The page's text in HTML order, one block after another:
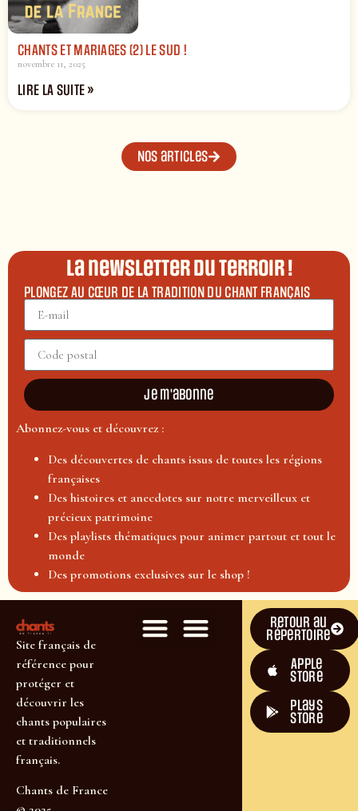
CHANTS ET MARIAGES (2) LE SUD !
novembre 11, 2025
LIRE LA SUITE »
Nos articles
La newsletter du terroir !
PLONGEZ AU CŒUR DE LA TRADITION DU CHANT FRANÇAIS
Je m'abonne
Abonnez-vous et découvrez :
Des découvertes de chants issus de toutes les régions
françaises
Des histoires et anecdotes sur notre merveilleux et
précieux patrimoine
Des playlists thématiques pour animer partout et tout le
monde
Des promotions exclusives sur le shop !
Site français de
référence pour
protéger et
découvrir les
chants populaires
et traditionnels
français.
Chants de France
Retour au
répertoire
Apple
Store
plays
store